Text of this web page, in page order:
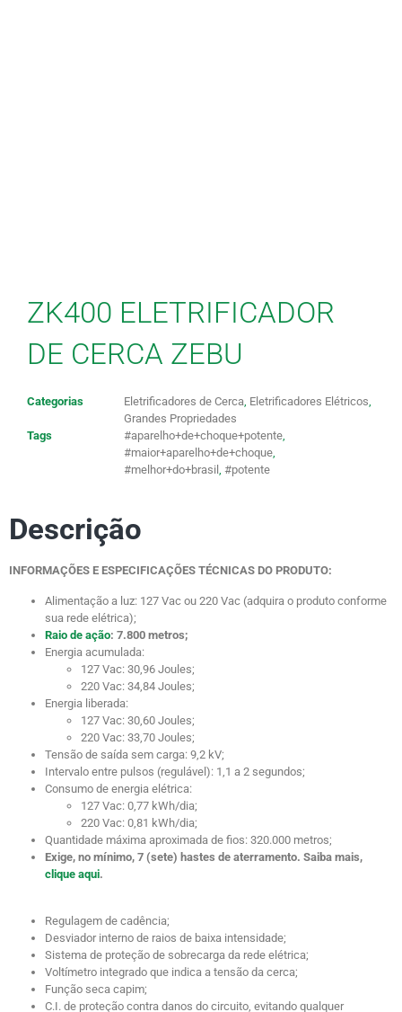
ZK400 ELETRIFICADOR
DE CERCA ZEBU
Categorias Eletrificadores de Cerca, Eletrificadores Elétricos,
Grandes Propriedades
Tags
#aparelho+de+choque+potente,
#maior+aparelho+de+choque,
#melhor+do+brasil , #potente
Descrição
INFORMAÇÕES E ESPECIFICAÇÕES TÉCNICAS DO PRODUTO:
Alimentação a luz: 127 Vac ou 220 Vac (adquira o produto conforme
sua rede elétrica);
Raio de ação: 7.800 metros;
Energia acumulada:
127 Vac: 30,96 Joules;
220 Vac: 34,84 Joules;
Energia liberada:
127 Vac: 30,60 Joules;
220 Vac: 33,70 Joules;
Tensão de saída sem carga: 9,2 kV;
Intervalo entre pulsos (regulável): 1,1 a 2 segundos;
Consumo de energia elétrica:
127 Vac: 0,77 kWh/dia;
220 Vac: 0,81 kWh/dia;
Quantidade máxima aproximada de fios: 320.000 metros;
Exige, no mínimo, 7 (sete) hastes de aterramento. Saiba mais,
clique aqui.
Regulagem de cadência;
Desviador interno de raios de baixa intensidade;
Sistema de proteção de sobrecarga da rede elétrica;
Voltímetro integrado que indica a tensão da cerca;
Função seca capim;
C.I. de proteção contra danos do circuito, evitando qualquer